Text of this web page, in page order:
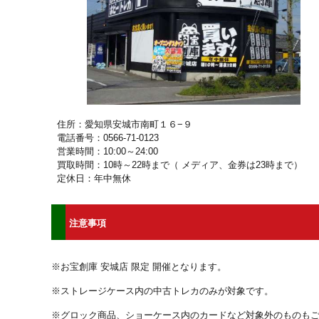
住所：愛知県安城市南町１６−９
電話番号：0566-71-0123
営業時間：10:00～24:00
買取時間：10時～22時まで（ メディア、金券は23時まで）
定休日：年中無休
注意事項
※お宝創庫 安城店 限定 開催となります。
※ストレージケース内の中古トレカのみが対象です。
※グロック商品、ショーケース内のカードなど対象外のものもご